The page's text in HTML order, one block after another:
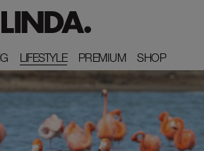
LIFESTYLE PREMIUM
PREMIUM SHOP
SHOP